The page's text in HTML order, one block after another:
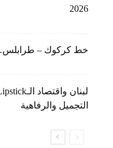
2026
خط كركوك – طرابلس…
التجميل والرفاهية